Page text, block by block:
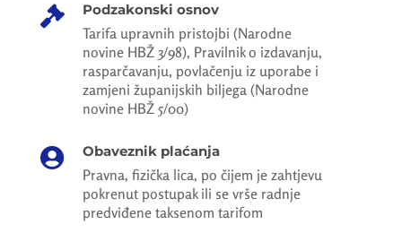
 Podzakonski osnov
Tarifa upravnih pristojbi (Narodne
novine HBŽ 3/98), Pravilnik o izdavanju,
rasparčavanju, povlačenju iz uporabe i
zamjeni županijskih biljega (Narodne
novine HBŽ 5/00)
 Obaveznik plaćanja
Pravna, fizička lica, po čijem je zahtjevu
pokrenut postupak ili se vrše radnje
predviđene taksenom tarifom